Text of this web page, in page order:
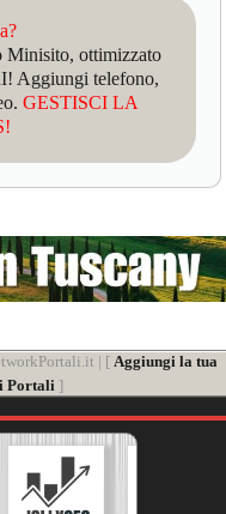
Minisito, ottimizzato
Aggiungi telefono,
GESTISCI LA
| [ Aggiungi la tua
Portali]